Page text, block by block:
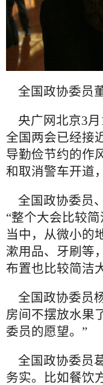
全国政协委员
央广网北京3月
全国两会已经接
导勤俭节约的作
和取消警车开道
全国政协委员
“整个大会比较
当中，从微小的
漱用品、牙刷等
布置也比较简洁
全国政协委员
房间不摆放水果
委员的愿望。”
全国政协委员
务实。比如餐饮